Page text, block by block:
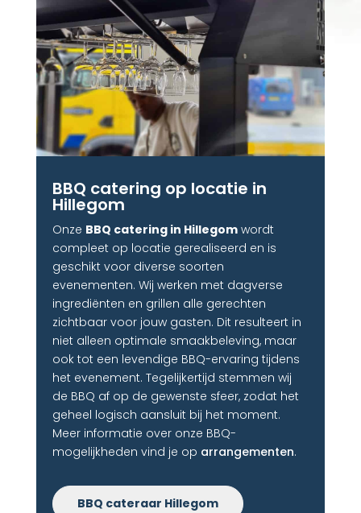
BBQ catering op locatie in
Hillegom
Onze BBQ catering in Hillegomwordt
compleet op locatie gerealiseerd en is
geschikt voor diverse soorten
evenementen. Wij werken met dagverse
ingrediënten en grillen alle gerechten
zichtbaar voor jouw gasten. Dit resulteert in
niet alleen optimale smaakbeleving, maar
ook tot een levendige BBQ-ervaring tijdens
het evenement. Tegelijkertijd stemmen wij
de BBQ af op de gewenste sfeer, zodat het
geheel logisch aansluit bij het moment.
Meer informatie over onze BBQ-
mogelijkheden vind je op arrangementen.
BBQ cateraar Hillegom